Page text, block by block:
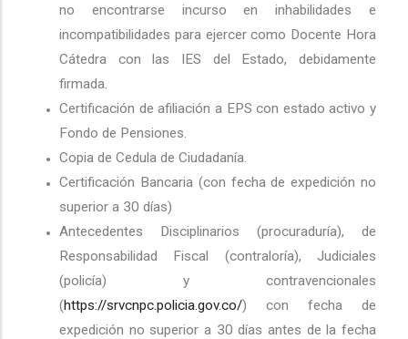
no encontrarse incurso en inhabilidades e
incompatibilidades para ejercer como Docente Hora
Cátedra con las IES del Estado, debidamente
firmada.
Certificación de afiliación a EPS con estado activo y
Fondo de Pensiones.
Copia de Cedula de Ciudadanía.
Certificación Bancaria (con fecha de expedición no
superior a 30 días)
Antecedentes Disciplinarios (procuraduría), de
Responsabilidad Fiscal (contraloría), Judiciales
(policía) y contravencionales
(https://srvcnpc.policia.gov.co/) con fecha de
expedición no superior a 30 días antes de la fecha